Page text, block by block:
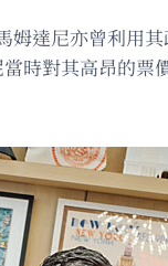
姆達尼亦曾利
時對其高昂的